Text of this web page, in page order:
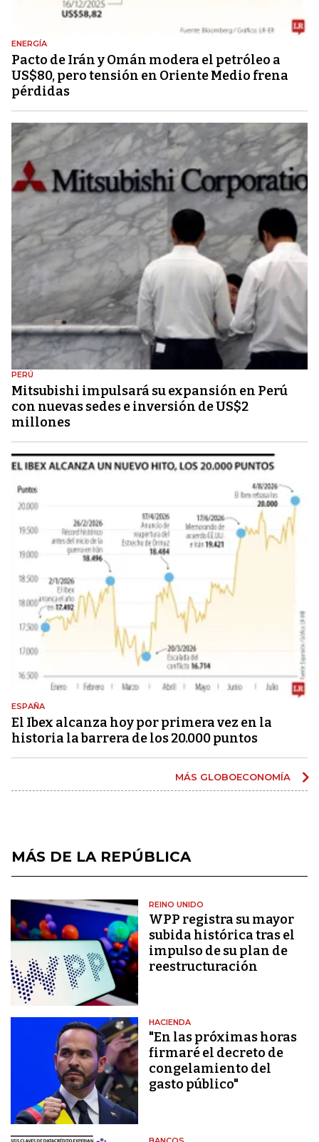
ENERGÍA
Pacto de Irán y Omán modera el petróleo a
US$80, pero tensión en Oriente Medio frena
pérdidas
PERÚ
Mitsubishi impulsará su expansión en Perú
con nuevas sedes e inversión de US$2
millones
ESPAÑA
El Ibex alcanza hoy por primera vez en la
historia la barrera de los 20.000 puntos
MÁS GLOBOECONOMÍA
MÁS DE LA REPÚBLICA
REINO UNIDO
WPP registra su mayor
subida histórica tras el
impulso de su plan de
reestructuración
HACIENDA
"En las próximas horas
firmaré el decreto de
congelamiento del
gasto público"